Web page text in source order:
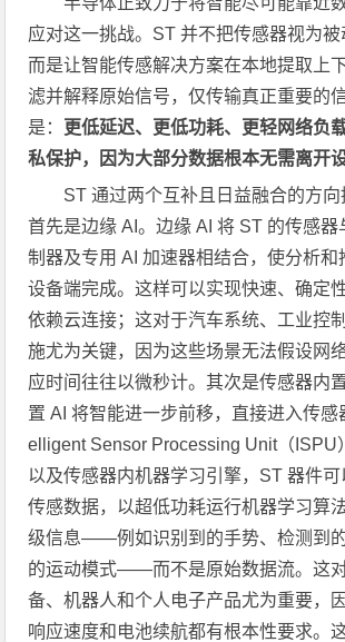
应对这一挑战。ST 并不把传感器视为被
而是让智能传感解决方案在本地提取上
滤并解释原始信号，仅传输真正重要的
是： 更低延迟、更低功耗、更轻网络负
私保护，因为大部分数据根本无需离开
ST 通过两个互补且日益融合的方向
首先是边缘 AI。边缘 AI 将 ST 的传感器
制器及专用 AI 加速器相结合，使分析和
设备端完成。这样可以实现快速、确定
依赖云连接；这对于汽车系统、工业控
施尤为关键，因为这些场景无法假设网
应时间往往以微秒计。其次是传感器内
置 AI 将智能进一步前移，直接进入传感
elligent Sensor Processing Unit（ISPU
以及传感器内机器学习引擎，ST 器件
传感数据，以超低功耗运行机器学习算
级信息——例如识别到的手势、检测到
的运动模式——而不是原始数据流。这
备、机器人和个人电子产品尤为重要，
响应速度和电池续航都有根本性要求。